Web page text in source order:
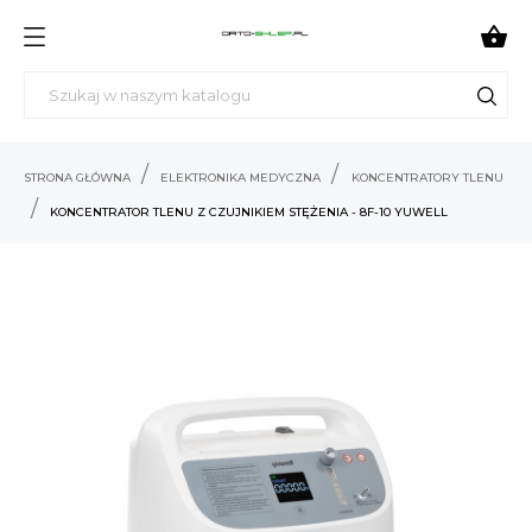

STRONA GŁÓWNA ELEKTRONIKA MEDYCZNA KONCENTRATORY TLENU
KONCENTRATOR TLENU Z CZUJNIKIEM STĘŻENIA - 8F-10 YUWELL